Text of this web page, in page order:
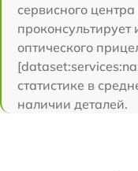
сервисного
проконсультирует
оптического
статистике в
наличии деталей.